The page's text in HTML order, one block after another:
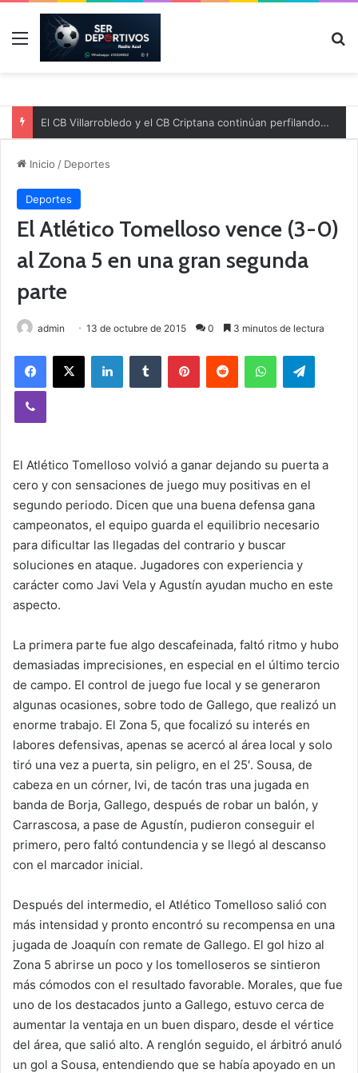
Menú
El CB Villarrobledo y el CB Criptana continúan perfilando sus plantillas
Inicio / Deportes
Deportes
El Atlético Tomelloso vence (3-0)
al Zona 5 en una gran segunda
parte
admin 13 de octubre de 2015 0 3 minutos de lectura
El Atlético Tomelloso volvió a ganar dejando su puerta a
cero y con sensaciones de juego muy positivas en el
segundo periodo. Dicen que una buena defensa gana
campeonatos, el equipo guarda el equilibrio necesario
para dificultar las llegadas del contrario y buscar
soluciones en ataque. Jugadores con experiencia y
carácter como Javi Vela y Agustín ayudan mucho en este
aspecto.
La primera parte fue algo descafeinada, faltó ritmo y hubo
demasiadas imprecisiones, en especial en el último tercio
de campo. El control de juego fue local y se generaron
algunas ocasiones, sobre todo de Gallego, que realizó un
enorme trabajo. El Zona 5, que focalizó su interés en
labores defensivas, apenas se acercó al área local y solo
tiró una vez a puerta, sin peligro, en el 25′. Sousa, de
cabeza en un córner, Ivi, de tacón tras una jugada en
banda de Borja, Gallego, después de robar un balón, y
Carrascosa, a pase de Agustín, pudieron conseguir el
primero, pero faltó contundencia y se llegó al descanso
con el marcador inicial.
Después del intermedio, el Atlético Tomelloso salió con
más intensidad y pronto encontró su recompensa en una
jugada de Joaquín con remate de Gallego. El gol hizo al
Zona 5 abrirse un poco y los tomelloseros se sintieron
más cómodos con el resultado favorable. Morales, que fue
uno de los destacados junto a Gallego, estuvo cerca de
aumentar la ventaja en un buen disparo, desde el vértice
del área, que salió alto. A renglón seguido, el árbitró anuló
un gol a Sousa, entendiendo que se había apoyado en un